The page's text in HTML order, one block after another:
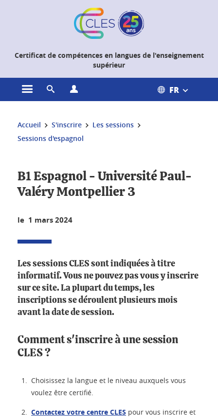
Certificat de compétences en langues de l'enseignement
supérieur
Ouvrir le menu principal
Ouvrir le moteur de recherche FR
Vous êtes ici :
Accueil S'inscrire
Les sessions
Sessions d'espagnol
B1 Espagnol - Université Paul-
Valéry Montpellier 3
le 1 mars 2024
Les sessions CLES sont indiquées à titre
informatif. Vous ne pouvez pas vous y inscrire
sur ce site. La plupart du temps, les
inscriptions se déroulent plusieurs mois
avant la date de session.
Comment s'inscrire à une session
CLES ?
Choisissez la langue et le niveau auxquels vous
voulez être certifié.
Contactez votre centre CLES pour vous inscrire et